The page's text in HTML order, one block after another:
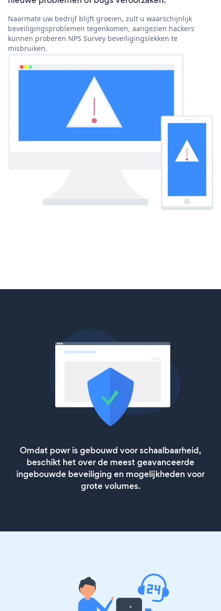
Naarmate uw bedrijf blijft groeien, zult u waarschijnlijk
beveiligingsproblemen tegenkomen, aangezien hackers
kunnen proberen NPS Survey beveiligingslekken te
misbruiken.
Omdat powr is gebouwd voor schaalbaarheid,
beschikt het over de meest geavanceerde
ingebouwde beveiliging en mogelijkheden voor
grote volumes.